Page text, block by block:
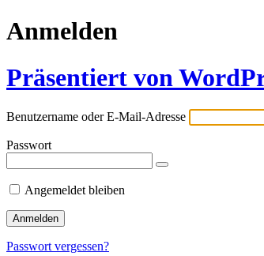
Anmelden
Präsentiert von
Benutzername oder E-Mail-Adresse
Passwort
Angemeldet bleiben
Passwort vergessen?